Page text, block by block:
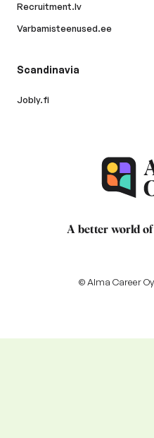
Recruitment.lv
Varbamisteenused.ee
Scandinavia
Jobly.fi
A better world
© Alma Career